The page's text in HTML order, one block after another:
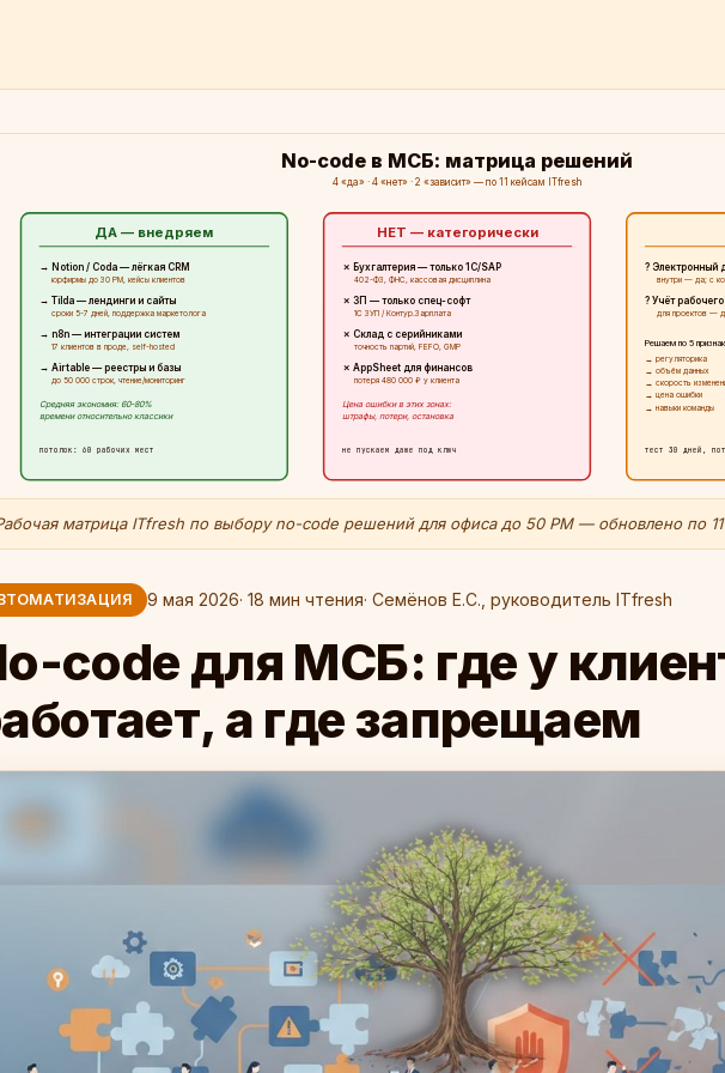
No-code в МСБ: матрица решений
4 «да» · 4 «нет» · 2 «зависит» — по 11 кейсам ITfresh
ДА — внедряем
→ Notion / Coda — лёгкая CRM
юрфирмы до 30 РМ, кейсы клиентов
→ Tilda — лендинги и сайты
сроки 5-7 дней, поддержка маркетолога
→ n8n — интеграции систем
17 клиентов в проде, self-hosted
→ Airtable — реестры и базы
до 50 000 строк, чтение/мониторинг
Средняя экономия: 60-80%
времени относительно классики
потолок: 60 рабочих мест
НЕТ — категорически
✗ Бухгалтерия — только 1С/SAP
402-ФЗ, ФНС, кассовая дисциплина
✗ ЗП — только спец-софт
1С ЗУП / Контур.Зарплата
✗ Склад с серийниками
точность партий, FEFO, GMP
✗ AppSheet для финансов
потеря 480 000 ₽ у клиента
Цена ошибки в этих зонах:
штрафы, потери, остановка
не пускаем даже под ключ
? Электронный
внутри — да; с
? Учёт
для проектов —
Решаем по 5
→ регуляторика
→ объём данных
→ скорость
→ цена ошибки
→ навыки команды
тест 30 дней,
матрица ITfresh по выбору no-code решений для офиса до 50 РМ — обновлено по
9 мая 2026· 18 мин чтения· Семёнов Е.С., руководитель ITfresh
code для МСБ: где у
а где запрещаем